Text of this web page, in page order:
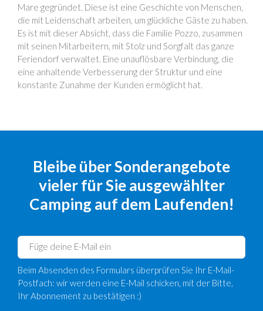
Mare gegründet. Diese ist eine Geschichte von Menschen,
die mit Leidenschaft arbeiten, um glückliche Gäste zu haben.
Es ist mit dieser Absicht, dass die Familie Pozzo, zusammen
mit seinen Mitarbeitern, mit Stolz und Sorgfalt das ganze
Feriendorf verwaltet. Eine unauflösbare Verbindung, die
eine anhaltende Verbesserung der Struktur und eine
konstante Zunahme der Kunden ermöglicht hat.
Bleibe über Sonderangebote
vieler für Sie ausgewählter
Camping auf dem Laufenden!
Beim Absenden des Formulars überprüfen Sie Ihr E-Mail-
Postfach: wir werden eine E-Mail schicken, mit der Bitte,
Ihr Abonnement zu bestätigen :)